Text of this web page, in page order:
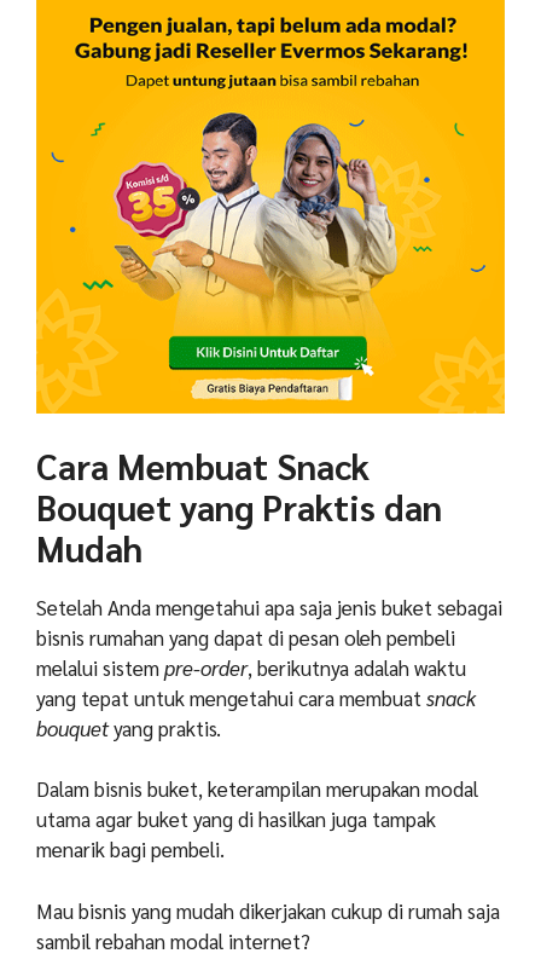
Cara Membuat Snack
Bouquet yang Praktis dan
Mudah
Setelah Anda mengetahui apa saja jenis buket sebagai
bisnis rumahan yang dapat di pesan oleh pembeli
melalui sistempre-order, berikutnya adalah waktu
yang tepat untuk mengetahui cara membuat snack
bouquetyang praktis.
Dalam bisnis buket, keterampilan merupakan modal
utama agar buket yang di hasilkan juga tampak
menarik bagi pembeli.
Mau bisnis yang mudah dikerjakan cukup di rumah saja
sambil rebahan modal internet?